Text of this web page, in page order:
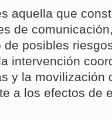
aquella que
de
posibles
intervención
y la movilización
a los efectos de